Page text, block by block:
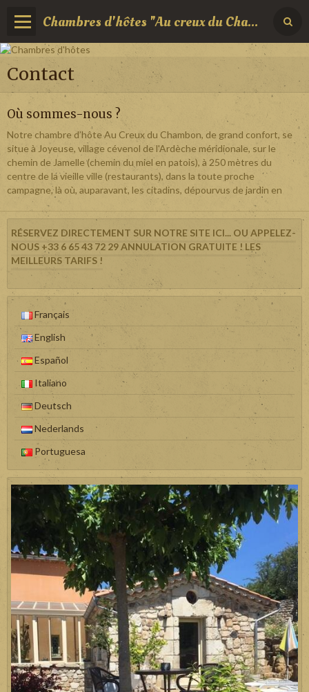
Chambres d'hôtes "Au creux du Chambon" Ardèche
Contact
Où sommes-nous ?
Notre chambre d’hôte Au Creux du Chambon, de grand confort, se
situe à Joyeuse, village cévenol de l'Ardèche méridionale, sur le
chemin de Jamelle (chemin du miel en patois), à 250 mètres du
centre de la vieille ville (restaurants), dans la toute proche
campagne, là où, auparavant, les citadins, dépourvus de jardin en
RÉSERVEZ DIRECTEMENT SUR NOTRE SITE ICI... OU APPELEZ-
NOUS +33 6 65 43 72 29 ANNULATION GRATUITE ! LES
MEILLEURS TARIFS !
Français
English
Español
Italiano
Deutsch
Nederlands
Portuguesa